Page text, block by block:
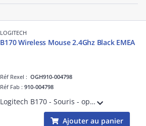
LOGITECH
B170 Wireless Mouse 2.4Ghz Black EMEA
Réf Rexel :OGH910-004798
Réf Fab :910-004798
Logitech B170 - Souris - optique - 3 boutons - sans fil - 2.4 GHz - récepteur sans fil USB - noir
Ajouter au panier